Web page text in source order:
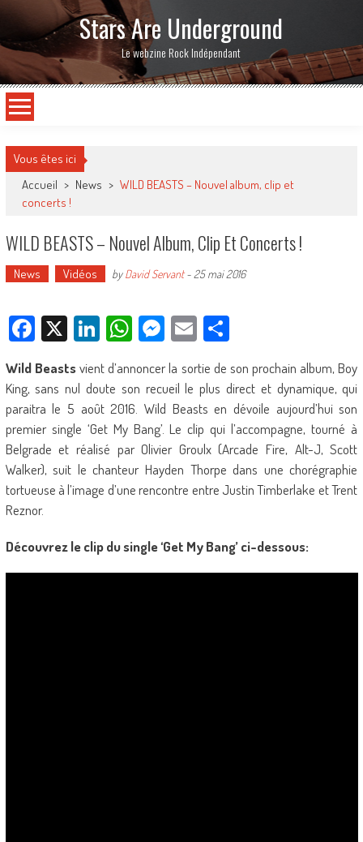
Stars Are Underground
Le webzine Rock Indépendant
Vous êtes ici
Accueil > News > WILD BEASTS – Nouvel album, clip et
concerts !
WILD BEASTS – Nouvel Album, Clip Et Concerts !
News Vidéos byDavid Servant- 25 mai 2016
Facebook
X LinkedIn
WhatsApp
Messenger
EmailPartager
Wild Beastsvient d’annoncer la sortie de son prochain album, Boy
King, sans nul doute son recueil le plus direct et dynamique, qui
paraitra le 5 août 2016. Wild Beasts en dévoile aujourd’hui son
premier single ‘Get My Bang’. Le clip qui l’accompagne, tourné à
Belgrade et réalisé par Olivier Groulx (Arcade Fire, Alt-J, Scott
Walker), suit le chanteur Hayden Thorpe dans une chorégraphie
tortueuse à l’image d’une rencontre entre Justin Timberlake et Trent
Reznor.
Découvrez le clip du single ‘Get My Bang’ ci-dessous: